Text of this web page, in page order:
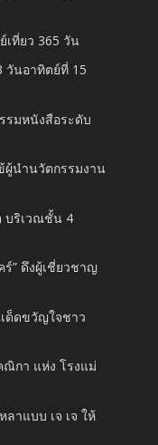
เที่ยว 365 วัน
วันอาทิตย์ที่ 15
รมหนังสือระดับ
ผู้นำนวัตกรรมงาน
บริเวณชั้น 4
ร์” ดึงผู้เชี่ยวชาญ
ด็ดขวัญใจชาว
ณิกา แห่ง โรงแม่
าแบบ เจ เจ ให้